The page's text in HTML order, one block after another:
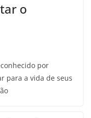
o
por
para a vida de seus